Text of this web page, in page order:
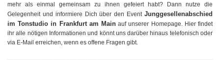
mehr als einmal gemeinsam zu ihnen gefeiert habt? Dann nutze die
Gelegenheit und informiere Dich über den Event Junggesellenabschied
im Tonstudio in Frankfurt am Main auf unserer Homepage. Hier findet
ihr alle nötigen Informationen und könnt uns darüber hinaus telefonisch oder
via E-Mail erreichen, wenn es offene Fragen gibt.